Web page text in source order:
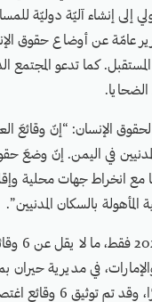
إلى إنشاء آليّة دوليّة
عامّة عن أوضاع حقوق
المستقبل. كما تدعو
لحقوق الإنسان: “إنّ
في اليمن. إنّ وضعَ
مع انخراط جهات محلية
بالسكان المدنيين”.
وقد
في مديرية
اليمن والسعودية